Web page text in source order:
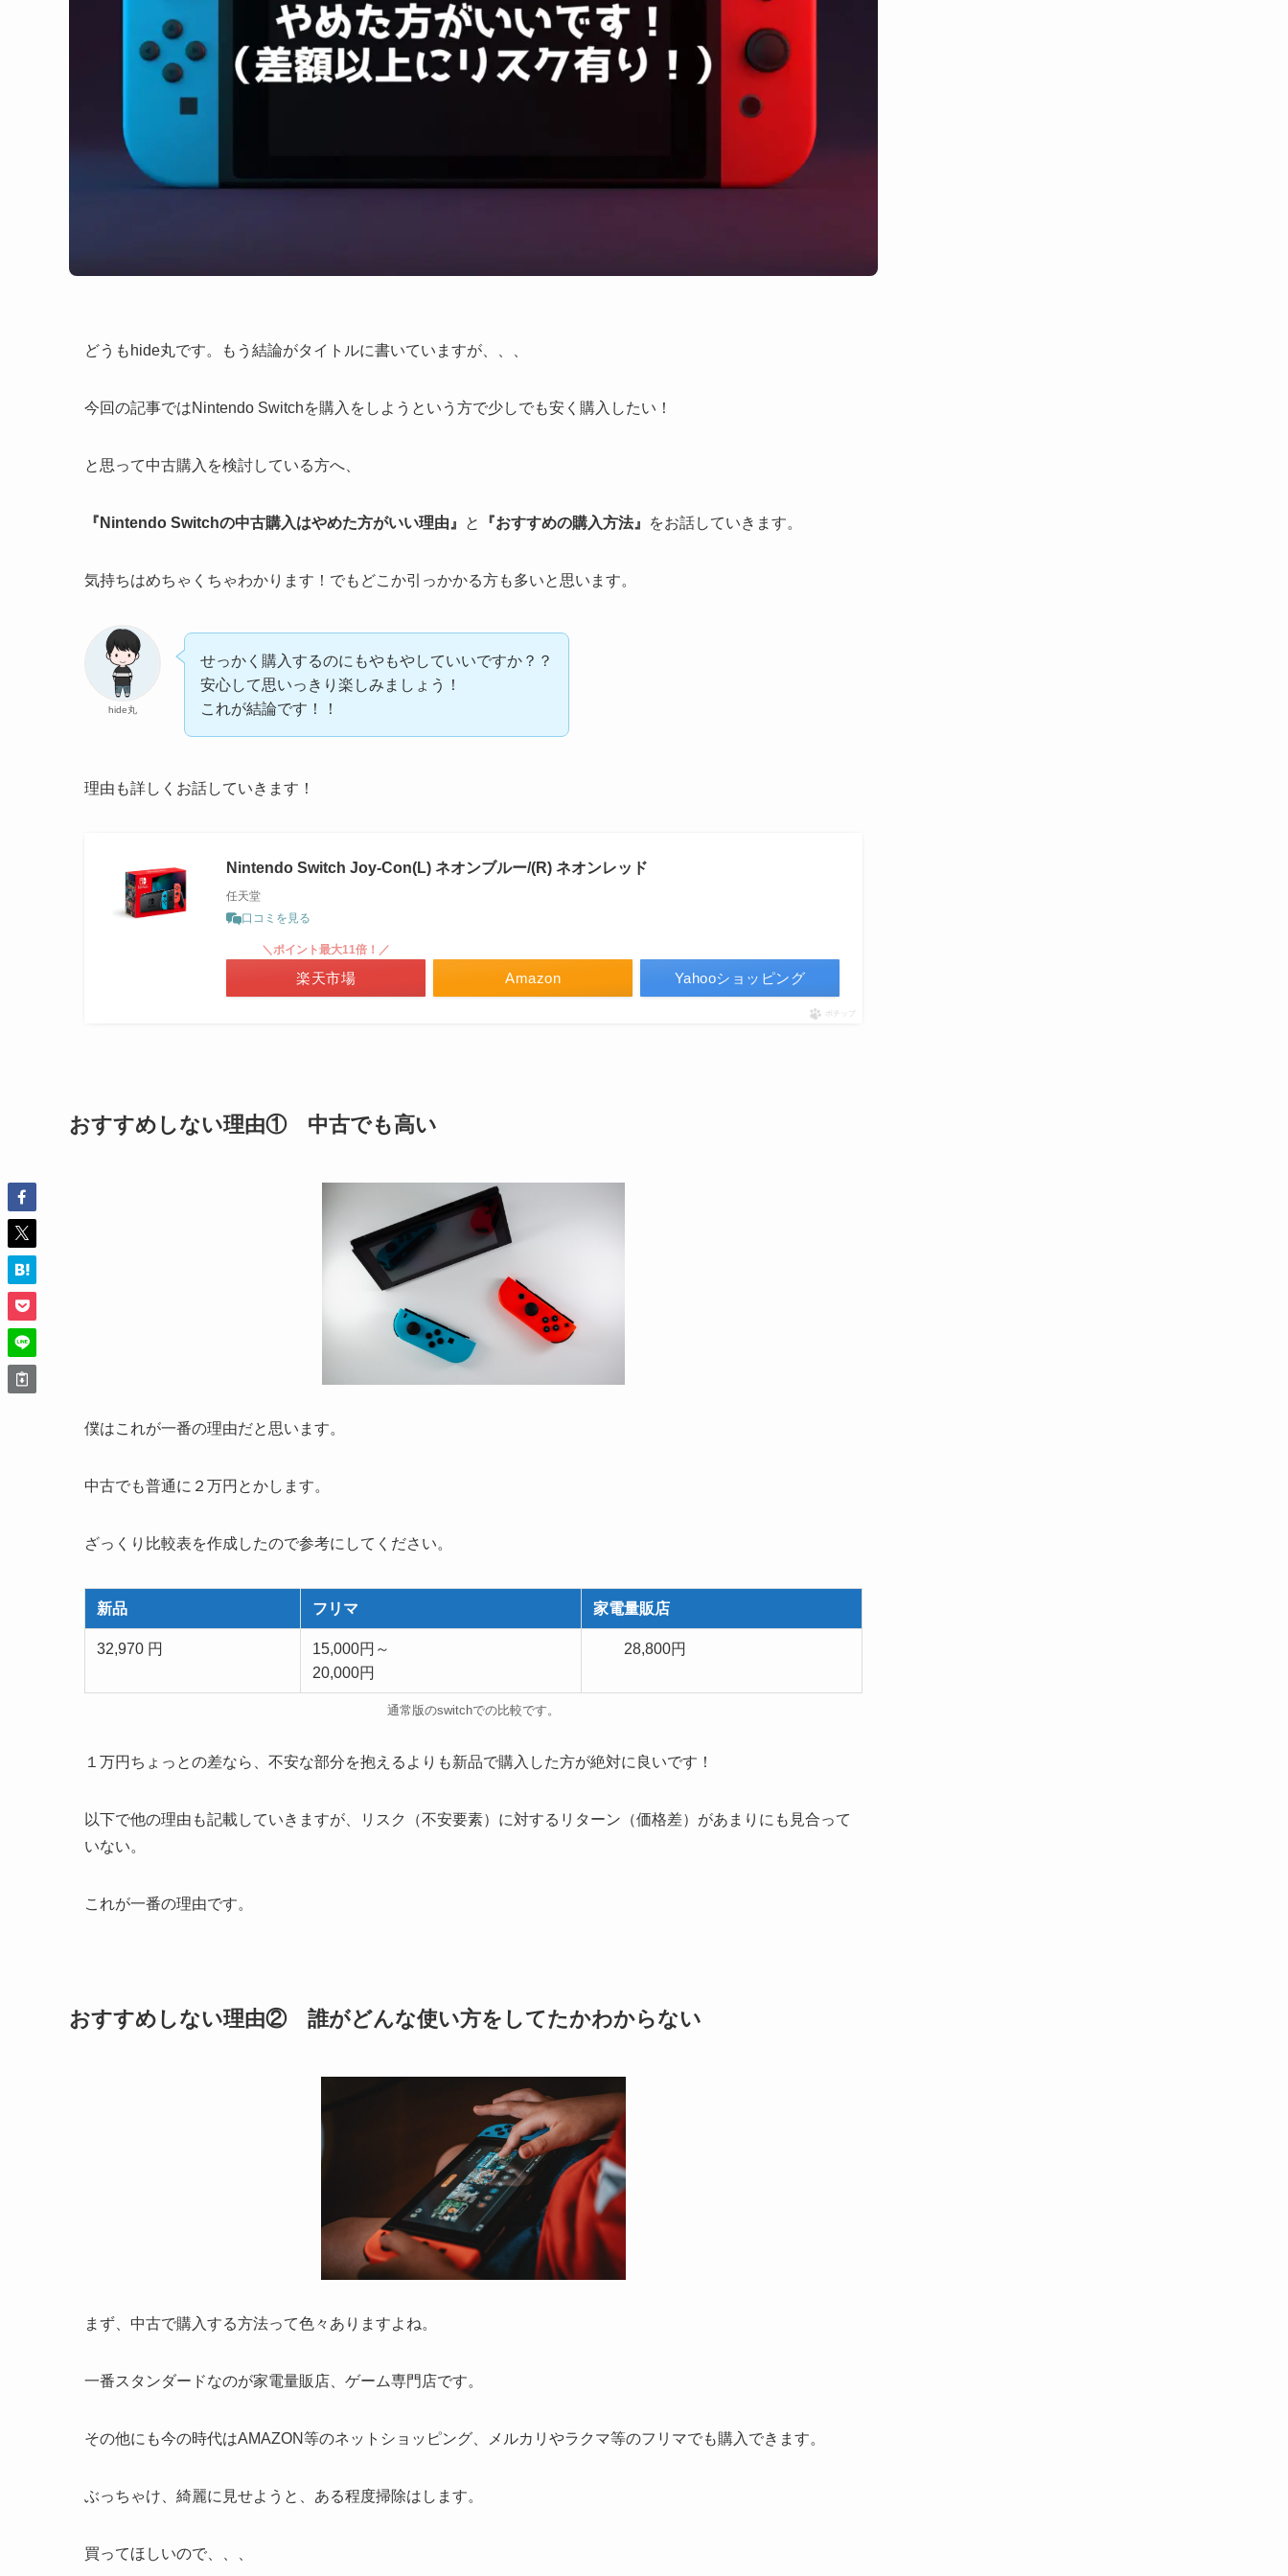
どうもhide丸です。もう結論がタイトルに書いていますが、、、
今回の記事ではNintendo Switchを購入をしようという方で少しでも安く購入したい！
と思って中古購入を検討している方へ、
『Nintendo Switchの中古購入はやめた方がいい理由』 と 『おすすめの購入方法』 をお話していきます。
気持ちはめちゃくちゃわかります！でもどこか引っかかる方も多いと思います。
hide丸
せっかく購入するのにもやもやしていいですか？？
安心して思いっきり楽しみましょう！
これが結論です！！
理由も詳しくお話していきます！
Nintendo Switch Joy-Con(L) ネオンブルー/(R) ネオンレッド
任天堂
口コミを見る
Amazon
＼ポイント最大11倍！／
楽天市場 Yahooショッピング
ポチップ
おすすめしない理由① 中古でも高い
僕はこれが一番の理由だと思います。
中古でも普通に２万円とかします。
ざっくり比較表を作成したので参考にしてください。
新品 フリマ 家電量販店
32,970 円
15,000円～
20,000円
28,800円
通常版のswitchでの比較です。
１万円ちょっとの差なら、不安な部分を抱えるよりも新品で購入した方が絶対に良いです！
以下で他の理由も記載していきますが、リスク（不安要素）に対するリターン（価格差）があまりにも見合って
いない。
これが一番の理由です。
おすすめしない理由② 誰がどんな使い方をしてたかわからない
まず、中古で購入する方法って色々ありますよね。
一番スタンダードなのが家電量販店、ゲーム専門店です。
その他にも今の時代はAMAZON等のネットショッピング、メルカリやラクマ等のフリマでも購入できます。
ぶっちゃけ、綺麗に見せようと、ある程度掃除はします。
買ってほしいので、、、